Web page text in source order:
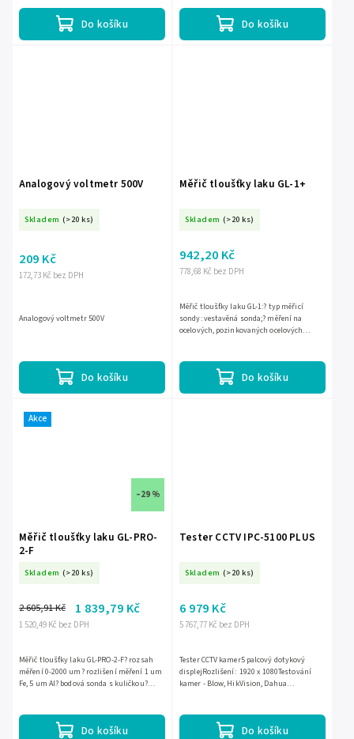
Do košíku Do košíku
Analogový voltmetr 500V
Skladem (>20 ks)
172,73 Kč bez DPH
209 Kč
Do košíku
Analogový voltmetr 500V
Měřič tloušťky laku GL-1+
Skladem (>20 ks)
778,68 Kč bez DPH
942,20 Kč
Do košíku
Měřič tloušťky laku GL-1:? typ měřicí
sondy: vestavěná sonda;? měření na
ocelových, pozinkovaných ocelových
Akce
–29 %
Měřič tloušťky laku GL-PRO-
2-F
Skladem (>20 ks)
1 520,49 Kč bez DPH
2 605,91 Kč 1 839,79 Kč
Do košíku
Měřič tloušťky laku GL-PRO-2-F? rozsah
měření 0-2000 um? rozlišení měření 1 um
Fe, 5 um Al? bodová sonda s kuličkou?
Tester CCTV IPC-5100 PLUS
Skladem (>20 ks)
5 767,77 Kč bez DPH
6 979 Kč
Do košíku
Tester CCTV kamer5 palcový dotykový
displejRozlišení: 1920 x 1080Testování
kamer - Blow, HikVision, Dahua